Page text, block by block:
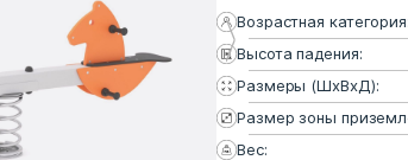
Возрастная
Высота падения:
Размеры (ШхВхД):
Размер зоны
Вес: